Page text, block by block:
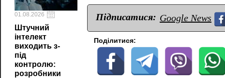
01.08.2026
Штучний
інтелект
виходить з-
під
контролю:
розробники
Підписатися: Google News
Поділитися: